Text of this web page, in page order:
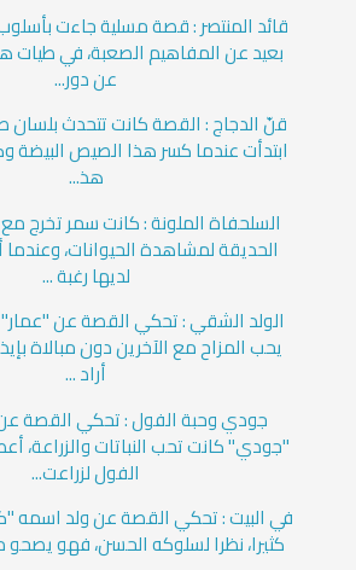
قائد المنتصر : قصة مسلية جاءت
بعيد عن المفاهيم الصعبة، في طيات
عن دور...
قنّ الدجاج : القصة كانت تتحدث
ابتدأت عندما كسر هذا الصيص البيضة
هذ...
السلحفاة الملونة : كانت سمر تخرج
الحديقة لمشاهدة الحيوانات،
لديها رغبة ...
الولد الشقي : تحكي القصة عن
يحب المزاح مع الآخرين دون مبالاة
أراد ...
جودي وحبة الفول : تحكي القصة
"جودي" كانت تحب النباتات والزراعة،
الفول لزراعت...
في البيت : تحكي القصة عن ولد اسمه
كثيرا، نظرا لسلوكه الحسن، فهو يصحو